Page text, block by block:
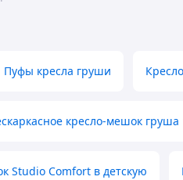
Пуфы кресла груши
кресло-мешок груша
Studio Comfort в детскую